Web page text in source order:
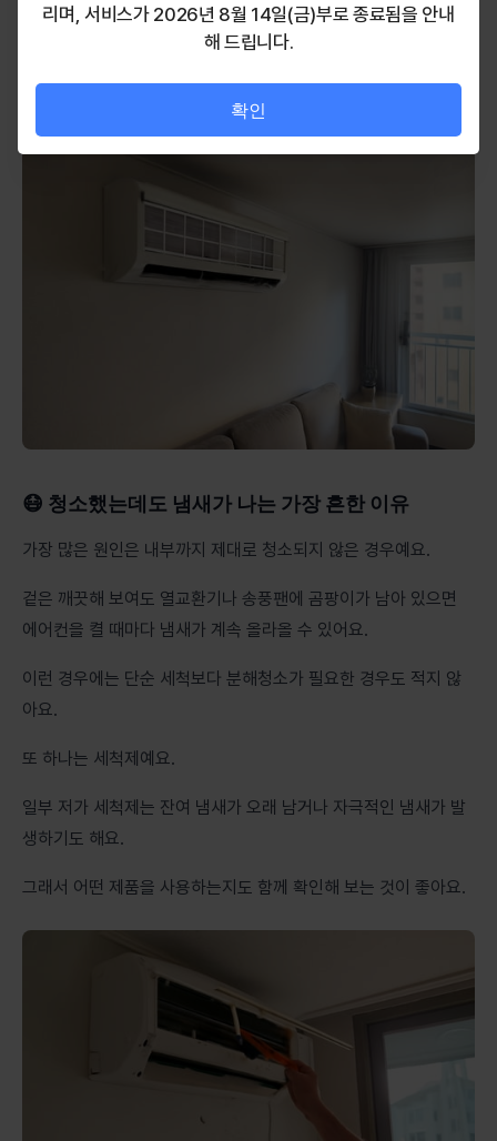
순서대로 진행하는지만 확인해도 충분해요.
😷 청소했는데도 냄새가 나는 가장 흔한 이유
가장 많은 원인은 내부까지 제대로 청소되지 않은 경우예요.
겉은 깨끗해 보여도 열교환기나 송풍팬에 곰팡이가 남아 있으면
에어컨을 켤 때마다 냄새가 계속 올라올 수 있어요.
이런 경우에는 단순 세척보다 분해청소가 필요한 경우도 적지 않
아요.
또 하나는 세척제예요.
일부 저가 세척제는 잔여 냄새가 오래 남거나 자극적인 냄새가 발
생하기도 해요.
그래서 어떤 제품을 사용하는지도 함께 확인해 보는 것이 좋아요.
리며, 서비스가 2026년 8월 14일(금)부로 종료됨을 안내
해 드립니다.
확인